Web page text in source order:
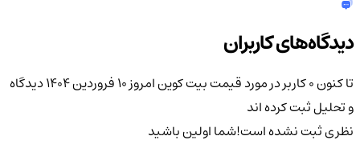
دیدگاه‌های کاربران
تا کنون 0 کاربر در مورد قیمت بیت کوین امروز ۱۰ فروردین ۱۴۰۴
دیدگاه
و تحلیل ثبت کرده اند
نظری ثبت نشده است!شما اولین باشید